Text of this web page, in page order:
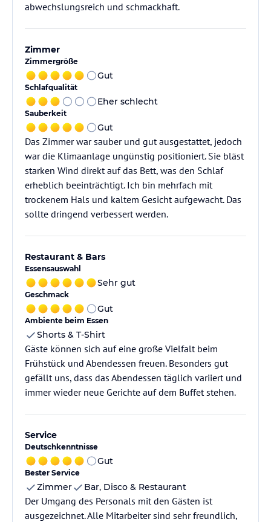
abwechslungsreich und schmackhaft.
Zimmer
Zimmergröße
Gut
Schlafqualität
Eher schlecht
Sauberkeit
Gut
Das Zimmer war sauber und gut ausgestattet, jedoch
war die Klimaanlage ungünstig positioniert. Sie bläst
starken Wind direkt auf das Bett, was den Schlaf
erheblich beeinträchtigt. Ich bin mehrfach mit
trockenem Hals und kaltem Gesicht aufgewacht. Das
sollte dringend verbessert werden.
Restaurant & Bars
Essensauswahl
Sehr gut
Geschmack
Gut
Ambiente beim Essen
Shorts & T-Shirt
Gäste können sich auf eine große Vielfalt beim
Frühstück und Abendessen freuen. Besonders gut
gefällt uns, dass das Abendessen täglich variiert und
immer wieder neue Gerichte auf dem Buffet stehen.
Service
Deutschkenntnisse
Gut
Bester Service
Zimmer Bar, Disco & Restaurant
Der Umgang des Personals mit den Gästen ist
ausgezeichnet. Alle Mitarbeiter sind sehr freundlich,